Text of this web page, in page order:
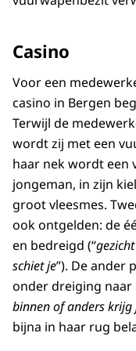
Casino
Voor een
casino in Bergen
Terwijl de
wordt zij met een
haar nek wordt een
jongeman, in zijn
groot vleesmes.
ook ontgelden: de
en bedreigd (“
schiet je”). De
onder dreiging naar
binnen of anders krijg
bijna in haar rug